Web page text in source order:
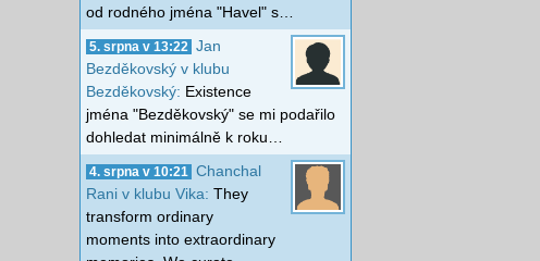
od rodného jména "Havel" s…
5. srpna v 13:22
Jan
Bezděkovský v klubu
Bezděkovský: Existence
jména "Bezděkovský" se mi podařilo
dohledat minimálně k roku…
4. srpna v 10:21
Chanchal
Rani v klubu Vika: They
transform ordinary
moments into extraordinary